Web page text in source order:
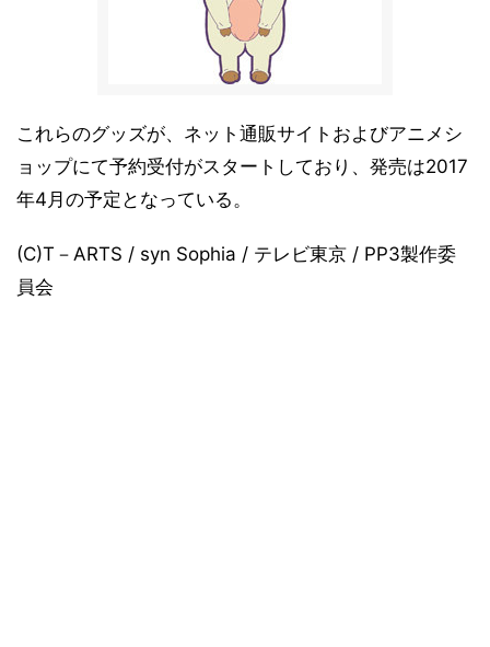
これらのグッズが、ネット通販サイトおよびアニメシ
ョップにて予約受付がスタートしており、発売は2017
年4月の予定となっている。
(C)T－ARTS / syn Sophia / テレビ東京 / PP3製作委
員会